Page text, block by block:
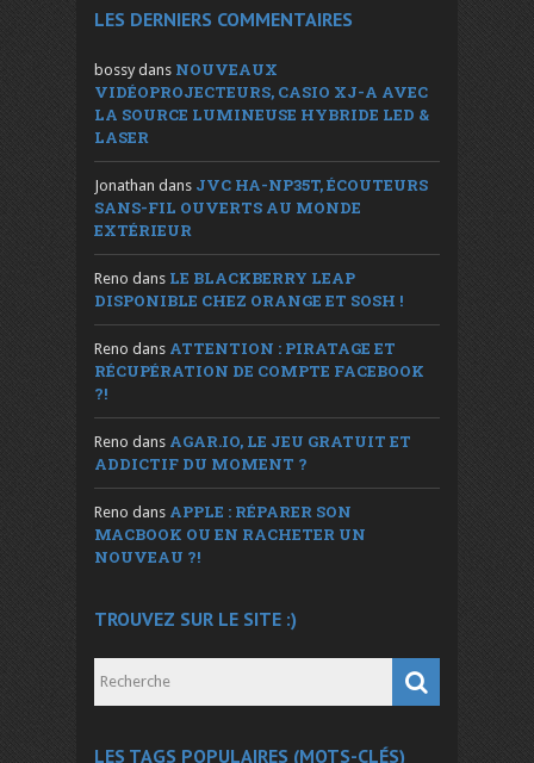
LES DERNIERS COMMENTAIRES
bossy dans NOUVEAUX
VIDÉOPROJECTEURS, CASIO XJ-A AVEC
LA SOURCE LUMINEUSE HYBRIDE LED &
LASER
Jonathan dans JVC HA-NP35T, ÉCOUTEURS
SANS-FIL OUVERTS AU MONDE
EXTÉRIEUR
Reno dans LE BLACKBERRY LEAP
DISPONIBLE CHEZ ORANGE ET SOSH !
Reno dans ATTENTION : PIRATAGE ET
RÉCUPÉRATION DE COMPTE FACEBOOK
?!
Reno dans AGAR.IO, LE JEU GRATUIT ET
ADDICTIF DU MOMENT ?
Reno dans APPLE : RÉPARER SON
MACBOOK OU EN RACHETER UN
NOUVEAU ?!
TROUVEZ SUR LE SITE :)
LES TAGS POPULAIRES (MOTS-CLÉS)